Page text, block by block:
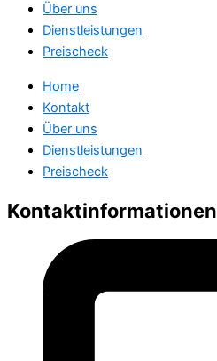
Über uns
Dienstleistungen
Preischeck
Home
Kontakt
Über uns
Dienstleistungen
Preischeck
Kontaktinformationen